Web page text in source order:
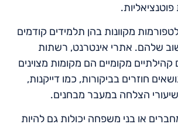
מקוונות בהן תלמידים קודמים
שלהם. אתרי אינטרנט, רשתות
קהילתיים מקומיים הם מקומות מצוינים
חוזרים בביקורות, כמו דייקנות,
הצלחה במעבר מבחנים.
או בני משפחה יכולות גם להיות